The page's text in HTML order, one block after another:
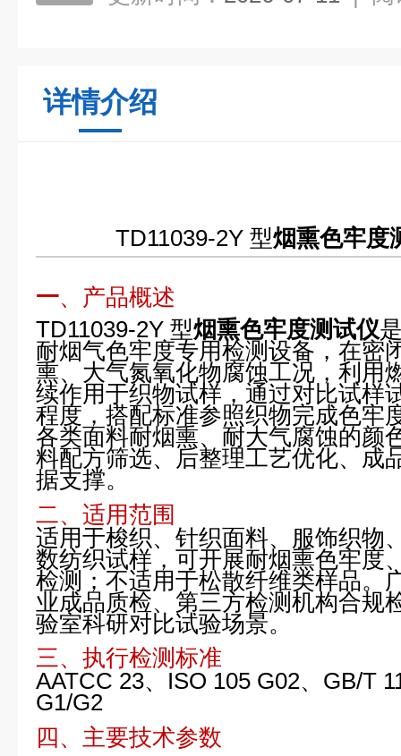
详情介绍
TD11039-2Y 型烟熏色牢度
一、产品概述
TD11039-2Y 型烟熏色牢度测试仪
耐烟气色牢度专用检测设备，在密
熏、大气氮氧化物腐蚀工况，利用
续作用于织物试样，通过对比试样
程度，搭配标准参照织物完成色牢
各类面料耐烟熏、耐大气腐蚀的颜
料配方筛选、后整理工艺优化、成
据支撑。
二、适用范围
适用于梭织、针织面料、服饰织物
数纺织试样，可开展耐烟熏色牢度
检测；不适用于松散纤维类样品。
业成品质检、第三方检测机构合规
验室科研对比试验场景。
三、执行检测标准
AATCC 23、ISO 105 G02、GB/T
G1/G2
四、主要技术参数